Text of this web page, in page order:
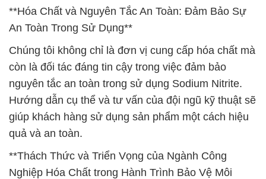
**Hóa Chất và Nguyên Tắc An Toàn: Đảm Bảo Sự
An Toàn Trong Sử Dụng**
Chúng tôi không chỉ là đơn vị cung cấp hóa chất mà
còn là đối tác đáng tin cậy trong việc đảm bảo
nguyên tắc an toàn trong sử dụng Sodium Nitrite.
Hướng dẫn cụ thể và tư vấn của đội ngũ kỹ thuật sẽ
giúp khách hàng sử dụng sản phẩm một cách hiệu
quả và an toàn.
**Thách Thức và Triển Vọng của Ngành Công
Nghiệp Hóa Chất trong Hành Trình Bảo Vệ Môi